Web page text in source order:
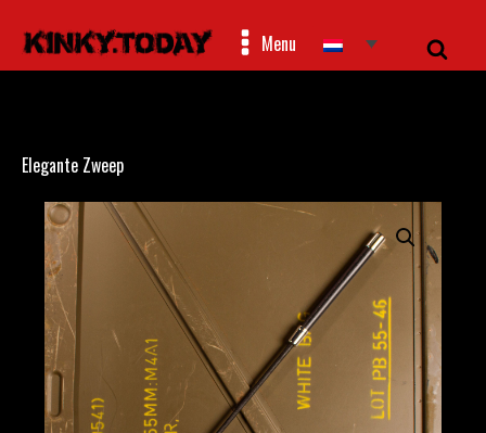
Menu
Elegante Zweep